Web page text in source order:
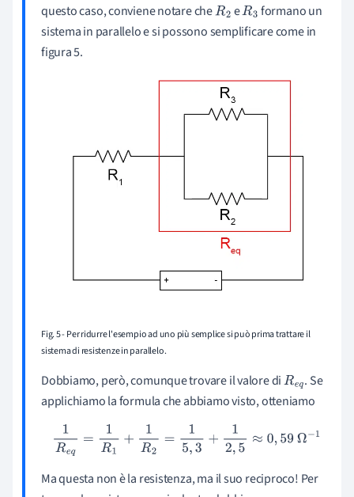
questo caso, conviene notare cheR2 eR3 formano un
sistema in parallelo e si possono semplificare come in
figura 5.
Fig. 5 - Per ridurre l'esempio ad uno più semplice si può prima trattare il
sistema di resistenze in parallelo.
Dobbiamo, però, comunque trovare il valore diReq. Se
applichiamo la formula che abbiamo visto, otteniamo
1Req =1 R1+1 R2= 15,3+ 12 5≈0,59Ω −1
Ma questa non è la resistenza, ma il suo reciproco! Per